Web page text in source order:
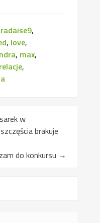
,
, love,
, max,
relacje,
w
brakuje
do konkursu →